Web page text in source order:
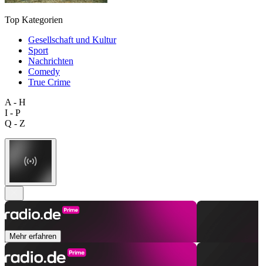
Top Kategorien
Gesellschaft und Kultur
Sport
Nachrichten
Comedy
True Crime
A - H
I - P
Q - Z
Mehr erfahren